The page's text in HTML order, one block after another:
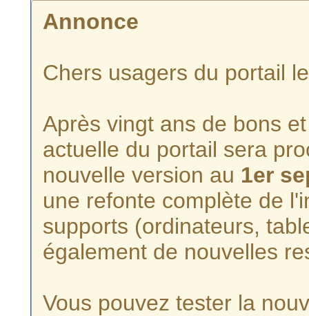
Annonce
Chers usagers du portail
Après vingt ans de bons
actuelle du portail sera
nouvelle version au 1er
une refonte complète de
supports (ordinateurs,
également de nouvelles
Vous pouvez tester la